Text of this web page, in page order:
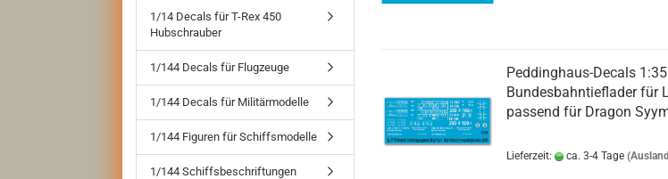
Peddinghaus-Decals
Bundesbahntieflader für
passend für Dragon
Lieferzeit: ca. 3-4 Tage
1/14 Decals für T-Rex 450
Hubschrauber
1/144 Decals für Flugzeuge
1/144 Decals für Militärmodelle
1/144 Figuren für Schiffsmodelle
1/144 Schiffsbeschriftungen